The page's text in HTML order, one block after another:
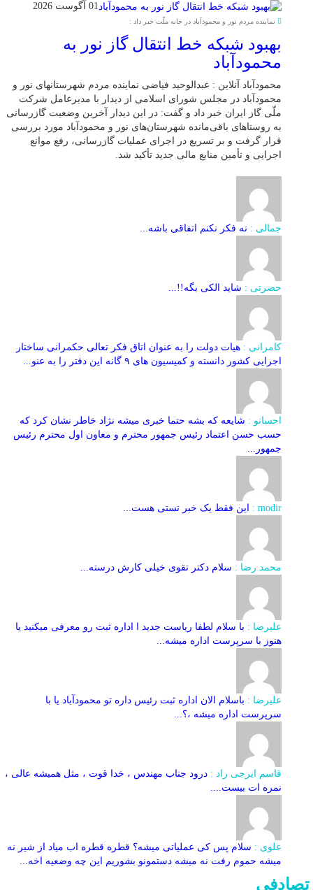
01 آگوست 2026
نماینده مردم نور و محمودآباد در خانه ملّت خبر داد :
بهبود شبکه خط انتقال گاز نور به
محمودآباد
محمودآباد آنلاین : عبدالوحید فیاضی نماینده مردم شهرستانهای نور و
محمودآباد در مجلس شورای اسلامی از دیدار با مدیرعامل شرکت
ملّی گاز ایران خبر داد و گفت: در این دیدار آخرین وضعیت گازرسانی
به روستاهای باقی‌مانده شهرستان‌های نور و محمودآباد مورد بررسی
قرار گرفت و بر تسریع در اجرای عملیات گازرسانی، رفع موانع
اجرایی و تأمین منابع مالی جدید تأکید شد.
جمالی : نه فکر نکنم اتفاقی باشه...
حضرتی : شاید الکی بگه!!...
کامرانی : هیات دولت را به عنوان اتاق فکر تعالی حکمرانی ساختار
اجرایی کشور دانسته و کمیسیون های ۹ گانه این دفتر را به عنو...
احسانو : شایعه که بشه حتما خبری میشه نژاد خاطر نشان کرد که
حسب حسن اعتماد رئیس جمهور محترم و معاون اول محترم رئیس
جمهور...
modir : این فقط یک خبر تستی هست...
محمد رضا : سلام دکتر تقوی خیلی کارش درسته...
علیرضا : با سلام لطفا ریاست جدید ا اداره ثبت‌ رو معرفی میکنید یا
هنوز با سرپرست اداره‌ میشه...
علیرضا : باسلام الان اداره ثبت رئیس داره تو محمودآباد یا با
سرپرست اداره میشه ،؟...
قاسم ایرجی راد : درود جناب مهندس ، خدا قوت ، مثل همیشه عالی ،
نمره ات بیست....
علوی : سلام پس کی عملیاتی میشه؟ قطره قطره اب میاد از شیر نه
میشه حموم رفت نه میشه دستمونو بشوریم این چه وضعیه اخه...
تصادفی